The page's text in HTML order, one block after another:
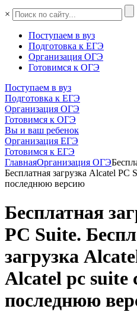
×
Поступаем в вуз
Подготовка к ЕГЭ
Организация ОГЭ
Готовимся к ОГЭ
Поступаем в вуз
Подготовка к ЕГЭ
Организация ОГЭ
Готовимся к ОГЭ
Вы и ваш ребенок
Организация ЕГЭ
Готовимся к ЕГЭ
ГлавнаяОрганизация ОГЭ
Бесплатная загрузка Alcatel PC
последнюю версию
Бесплатная
PC Suite.
загрузка
Alcatel pc suite
последнюю